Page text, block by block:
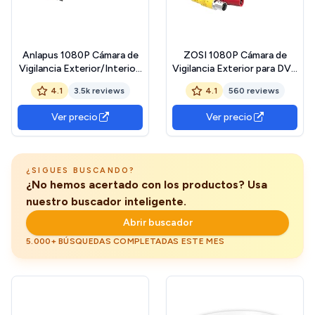
Anlapus 1080P Cámara de
Vigilancia Exterior/Interior,
20M Visión Nocturna, para
Kit de Cámaras Seguridad
4.1 3.5k reviews
Ver precio
ZOSI 1080P Cámara de
Vigilancia Exterior para DVR
Kit Cámaras de Seguridad,
20M Visión Nocturna, con
Botón OSD
4.1 560 reviews
Ver precio
¿SIGUES BUSCANDO?
¿No hemos acertado con los productos? Usa
nuestro buscador inteligente.
Abrir buscador
5.000+ BÚSQUEDAS COMPLETADAS ESTE MES